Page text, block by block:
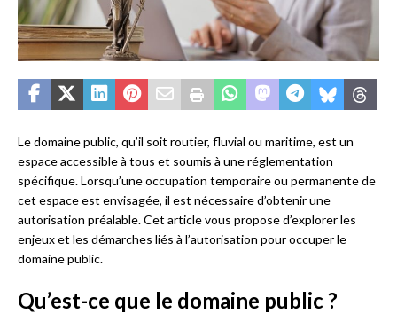
Le domaine public, qu’il soit routier, fluvial ou maritime, est un
espace accessible à tous et soumis à une réglementation
spécifique. Lorsqu’une occupation temporaire ou permanente de
cet espace est envisagée, il est nécessaire d’obtenir une
autorisation préalable. Cet article vous propose d’explorer les
enjeux et les démarches liés à l’autorisation pour occuper le
domaine public.
Qu’est-ce que le domaine public ?